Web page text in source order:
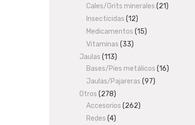
products
Cales/Grits minerales 2121
Insecticidas 1212
products
Medicamentos 1515
Vitaminas 3333
Jaulas 113113
products
Bases/Pies metálicos 1616
Jaulas/Pajareras 9797
Otros 278278
products
Accesorios 262262
Redes 44